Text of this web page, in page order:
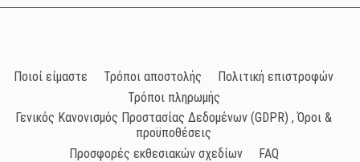
Ποιοί είμαστε Τρόποι αποστολής
Πολιτική επιστροφών
Τρόποι πληρωμής
Γενικός Κανονισμός Προστασίας Δεδομένων (GDPR) , Όροι &
προϋποθέσεις
Προσφορές εκθεσιακών σχεδίων
FAQ